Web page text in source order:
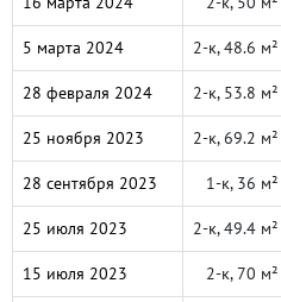
5 марта 2024 2-к, 48.6 м²
28 февраля 2024 2-к, 53.8 м²
25 ноября 2023 2-к, 69.2 м²
28 сентября 2023 1-к, 36 м²
25 июля 2023 2-к, 49.4 м²
15 июля 2023 2-к, 70 м²